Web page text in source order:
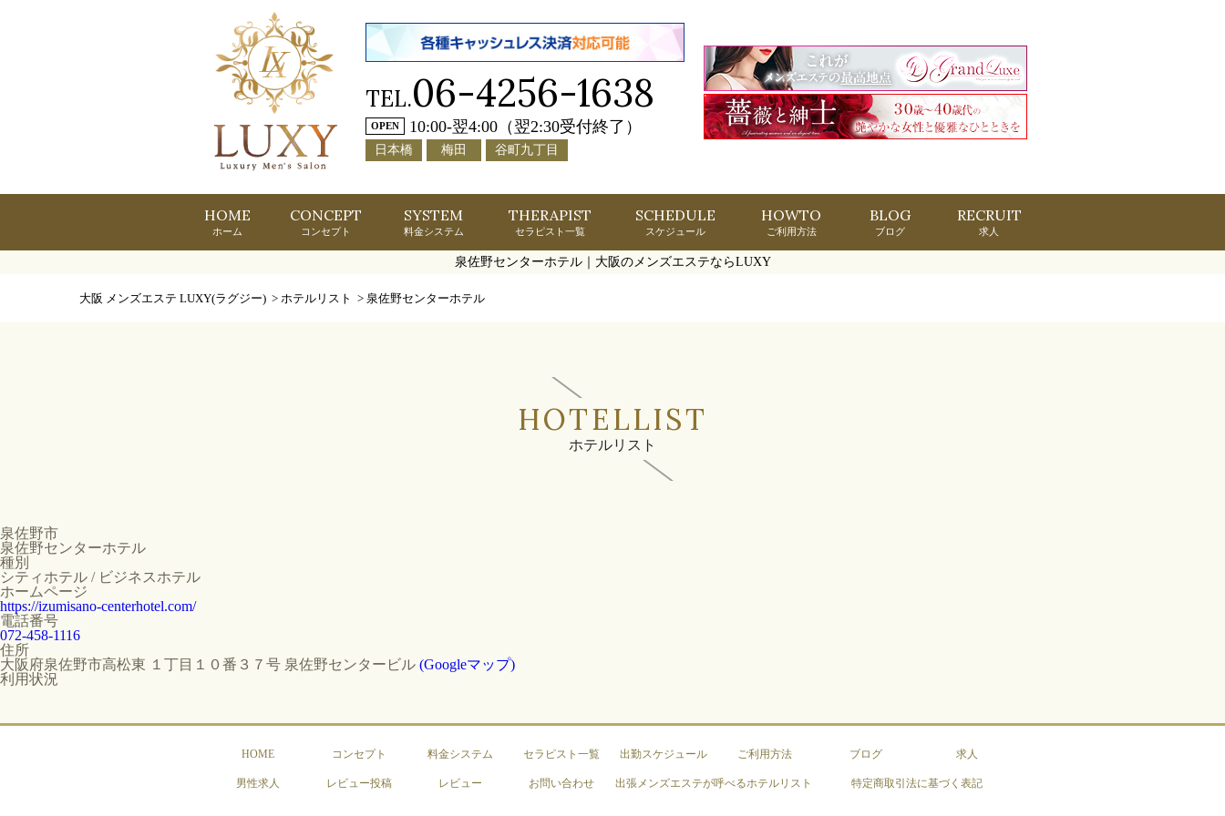
TEL.06-4256-1638
OPEN 10:00-翌4:00（翌2:30受付終了）
日本橋 梅田 谷町九丁目
HOME
ホーム
CONCEPT
コンセプト
SYSTEM
料金システム
THERAPIST
セラピスト一覧
SCHEDULE
スケジュール
HOWTO
ご利用方法
BLOG
ブログ
RECRUIT
求人
泉佐野センターホテル｜大阪のメンズエステならLUXY
大阪 メンズエステ LUXY(ラグジー) > ホテルリスト > 泉佐野センターホテル
HOTELLIST
ホテルリスト
泉佐野市
泉佐野センターホテル
種別
シティホテル / ビジネスホテル
ホームページ
https://izumisano-centerhotel.com/
電話番号
072-458-1116
住所
大阪府泉佐野市高松東 １丁目１０番３７号 泉佐野センタービル (Googleマップ)
利用状況
HOME コンセプト 料金システム セラピスト一覧 出勤スケジュール ご利用方法 ブログ 求人
男性求人 レビュー投稿 レビュー お問い合わせ 出張メンズエステが呼べるホテルリスト 特定商取引法に基づく表記